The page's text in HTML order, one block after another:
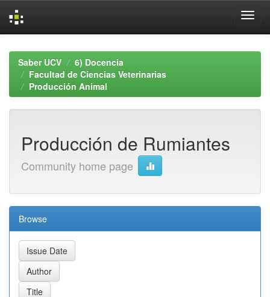
navigationSaber UCV
6) Docencia
Facultad de Ciencias Veterinarias
Producción Animal
Producción de Rumiantes
Community home page
Browse